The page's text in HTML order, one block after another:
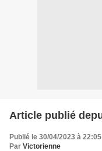
Publié le 30/04/2023 à 22:05
Par Victorienne